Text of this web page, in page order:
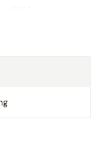
conforto e
facilitam a
ao nadar.